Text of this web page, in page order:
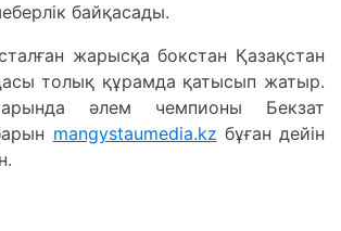
байқасады.
жарысқа бокстан Қазақстан
толық құрамда қатысып жатыр.
әлем чемпионы Бекзат
mangystaumedia.kz бұған дейін